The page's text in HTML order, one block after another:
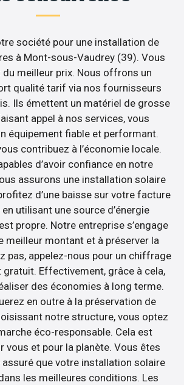
société pour une installation de
à Mont-sous-Vaudrey (39). Vous
du meilleur prix. Nous offrons un
qualité tarif via nos fournisseurs
Ils émettent un matériel de grosse
appel à nos services, vous
équipement fiable et performant.
contribuez à l’économie locale.
d’avoir confiance en notre
assurons une installation solaire
d’une baisse sur votre facture
utilisant une source d’énergie
propre. Notre entreprise s’engage
meilleur montant et à préserver la
pas, appelez-nous pour un chiffrage
gratuit. Effectivement, grâce à cela,
des économies à long terme.
en outre à la préservation de
notre structure, vous optez
éco-responsable. Cela est
vous et pour la planète. Vous êtes
assuré que votre installation solaire
les meilleures conditions. Les